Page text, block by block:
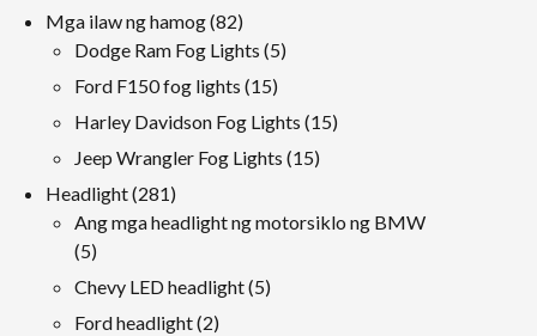
mga
produkto
Mga ilaw ng hamog 8282
mga
produkto
Dodge Ram Fog Lights 55
Ford F150 fog lights 1515
mga
Harley Davidson Fog Lights 1515
Jeep Wrangler Fog Lights 1515
produkto
Headlight 281281
mga
Ang mga headlight ng motorsiklo ng BMW
55
mga
Chevy LED headlight 55
Ford headlight 22